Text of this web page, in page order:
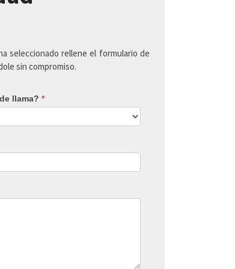
seleccionado rellene el formulario de
sin compromiso.
llama? *